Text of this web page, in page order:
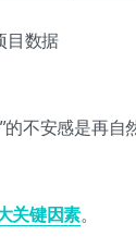
目数据
不安感是再自
关键因素。